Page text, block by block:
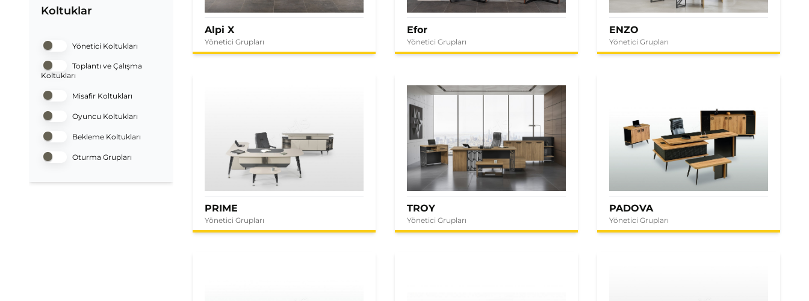
Koltuklar
Yönetici Koltukları
Toplantı ve Çalışma
Koltukları
Misafir Koltukları
Oyuncu Koltukları
Bekleme Koltukları
Oturma Grupları
Alpi X
Yönetici Grupları
Efor
Yönetici Grupları
ENZO
Yönetici Grupları
PRIME
Yönetici Grupları
TROY
Yönetici Grupları
PADOVA
Yönetici Grupları